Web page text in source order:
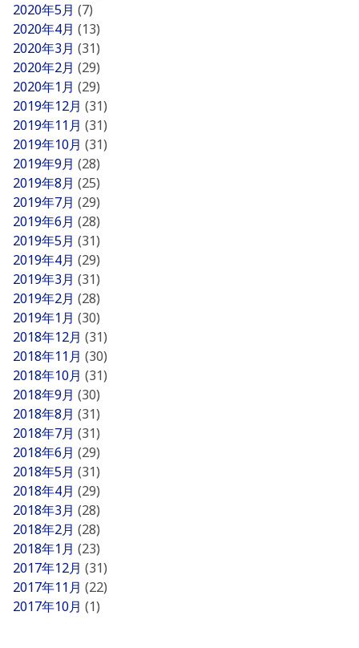
2020年5月 (7)
2020年4月 (13)
2020年3月 (31)
2020年2月 (29)
2020年1月 (29)
2019年12月 (31)
2019年11月 (31)
2019年10月 (31)
2019年9月 (28)
2019年8月 (25)
2019年7月 (29)
2019年6月 (28)
2019年5月 (31)
2019年4月 (29)
2019年3月 (31)
2019年2月 (28)
2019年1月 (30)
2018年12月 (31)
2018年11月 (30)
2018年10月 (31)
2018年9月 (30)
2018年8月 (31)
2018年7月 (31)
2018年6月 (29)
2018年5月 (31)
2018年4月 (29)
2018年3月 (28)
2018年2月 (28)
2018年1月 (23)
2017年12月 (31)
2017年11月 (22)
2017年10月 (1)